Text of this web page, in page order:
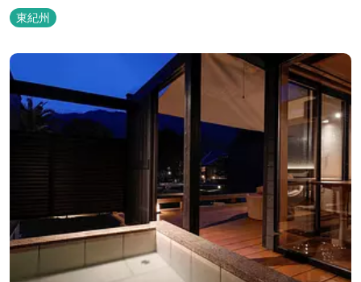
ィックが人気の会席料理で。お好みの干物を炭火焼で楽しむ朝食バ
イキングが好評です。お仲間同士、そしてご家族で、さまざまな寛
ぎの時間をお楽しみください。 「きほく千年温泉」を自家源泉とし
た温泉大浴場棟には男女別に内湯...
東紀州